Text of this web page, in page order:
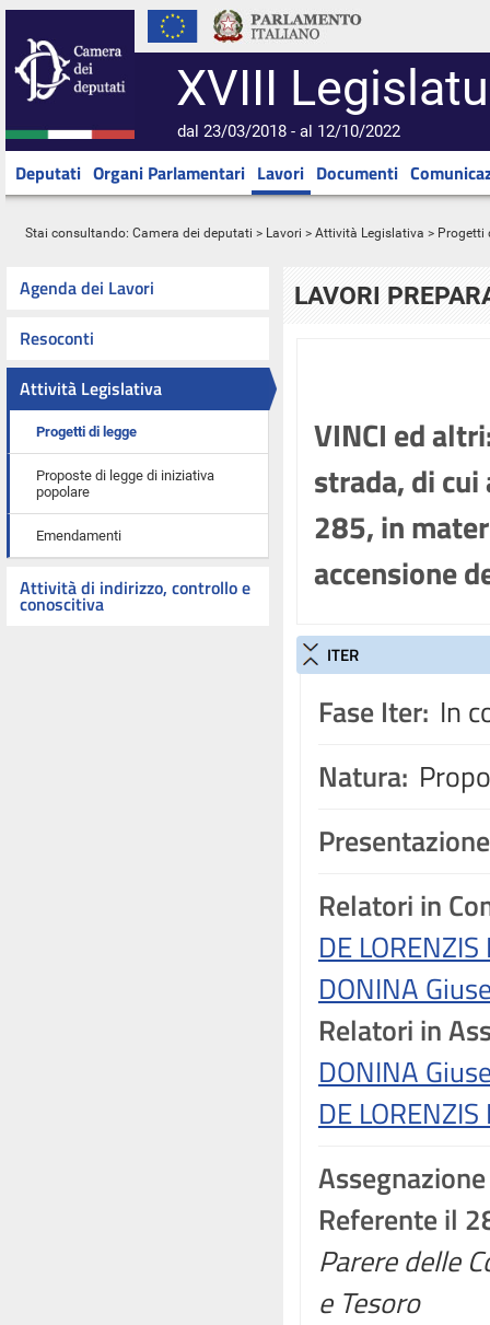
XVIII
dal 23/03/2018 - al 12/10/2022
Deputati Organi Parlamentari Lavori Documenti
Stai consultando: Camera dei deputati > Lavori > Attività Legislativa > Progetti
Agenda dei Lavori
Resoconti
Attività Legislativa
Progetti di legge
Proposte di legge di iniziativa
popolare
Emendamenti
Attività di indirizzo, controllo e
conoscitiva
LAVORI
VINCI ed
strada, di
285, in
accensione
ITER
Fase Iter: In
Natura:
Relatori in
DE
DONINA
Relatori in
DONINA
DE
Assegnazione
Referente il
Parere delle
e Tesoro